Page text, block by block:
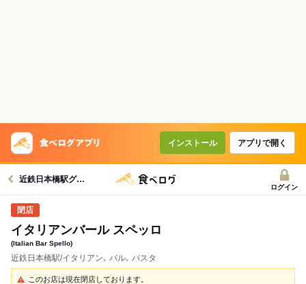
インストール アプリで開く
近鉄日本橋駅グルメへ
ログイン
イタリアンバール スペッロ
(Italian Bar Spello)
近鉄日本橋駅/イタリアン､ バル､ パスタ
このお店は現在閉店しております。